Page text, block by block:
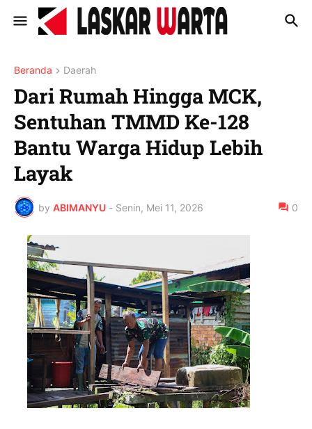
Beranda Daerah
Dari Rumah Hingga MCK,
Sentuhan TMMD Ke-128
Bantu Warga Hidup Lebih
Layak
by ABIMANYU - Senin, Mei 11, 2026 0